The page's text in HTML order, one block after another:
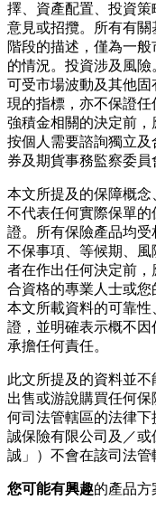
擇、資產配置、投資策
意見或招攬。所有有
階段的描述，僅為一
的情況。投資涉及風
可受市場波動及其他
現的指標，亦不保證
強積金相關的決定前
按個人需要諮詢獨立
券及期貨事務監察委員
本文所提及的保障概
不代表任何實際保單
證。所有保險產品均受
不保事項、等候期、
者在作出任何決定前
合資格的專業人士或
本文所載資料的可靠
證，並明確表示概不
承擔任何責任。
此文所提及的資料並不
出售或游說購買任何
何司法管轄區的法律
誠保險有限公司及／
誠」）不會在該司法管
您可能有興趣的產品方